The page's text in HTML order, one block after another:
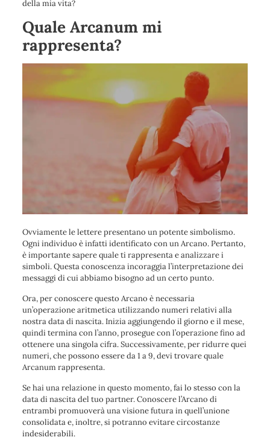
della mia vita?
Quale Arcanum mi
rappresenta?
Ovviamente le lettere presentano un potente simbolismo.
Ogni individuo è infatti identificato con un Arcano. Pertanto,
è importante sapere quale ti rappresenta e analizzare i
simboli. Questa conoscenza incoraggia l’interpretazione dei
messaggi di cui abbiamo bisogno ad un certo punto.
Ora, per conoscere questo Arcano è necessaria
un’operazione aritmetica utilizzando numeri relativi alla
nostra data di nascita. Inizia aggiungendo il giorno e il mese,
quindi termina con l’anno, prosegue con l’operazione fino ad
ottenere una singola cifra. Successivamente, per ridurre quei
numeri, che possono essere da 1 a 9, devi trovare quale
Arcanum rappresenta.
Se hai una relazione in questo momento, fai lo stesso con la
data di nascita del tuo partner. Conoscere l’Arcano di
entrambi promuoverà una visione futura in quell’unione
consolidata e, inoltre, si potranno evitare circostanze
indesiderabili.